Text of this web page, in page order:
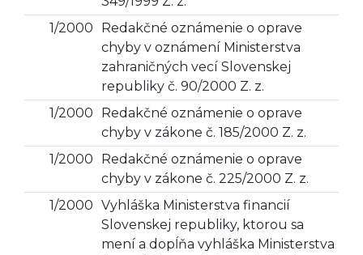
1/2000
Redakčné oznámenie o oprave
chyby v oznámení Ministerstva
zahraničných vecí Slovenskej
republiky č. 90/2000 Z. z.
1/2000
Redakčné oznámenie o oprave
chyby v zákone č. 185/2000 Z. z.
1/2000
Redakčné oznámenie o oprave
chyby v zákone č. 225/2000 Z. z.
1/2000 Vyhláška Ministerstva financií
Slovenskej republiky, ktorou sa
mení a dopĺňa vyhláška Ministerstva